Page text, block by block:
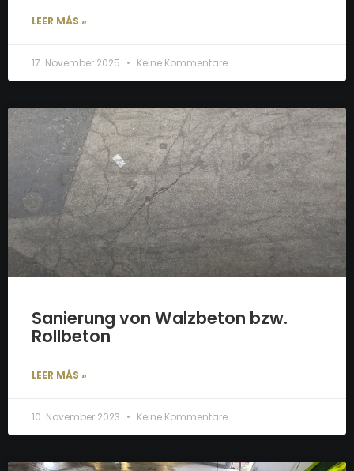
LEER MÁS »
17. November 2025 Keine Kommentare
Sanierung von Walzbeton bzw.
Rollbeton
LEER MÁS »
10. November 2023 Keine Kommentare